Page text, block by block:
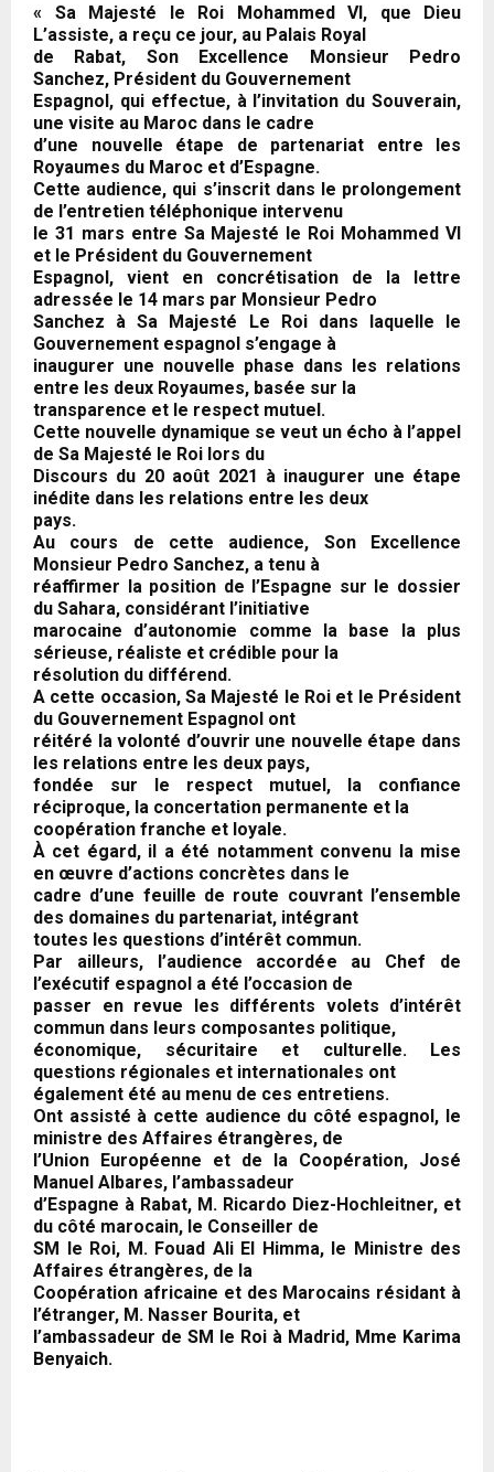
« Sa Majesté le Roi Mohammed VI, que Dieu
L’assiste, a reçu ce jour, au Palais Royal
de Rabat, Son Excellence Monsieur Pedro
Sanchez, Président du Gouvernement
Espagnol, qui effectue, à l’invitation du Souverain,
une visite au Maroc dans le cadre
d’une nouvelle étape de partenariat entre les
Royaumes du Maroc et d’Espagne.
Cette audience, qui s’inscrit dans le prolongement
de l’entretien téléphonique intervenu
le 31 mars entre Sa Majesté le Roi Mohammed VI
et le Président du Gouvernement
Espagnol, vient en concrétisation de la lettre
adressée le 14 mars par Monsieur Pedro
Sanchez à Sa Majesté Le Roi dans laquelle le
Gouvernement espagnol s’engage à
inaugurer une nouvelle phase dans les relations
entre les deux Royaumes, basée sur la
transparence et le respect mutuel.
Cette nouvelle dynamique se veut un écho à l’appel
de Sa Majesté le Roi lors du
Discours du 20 août 2021 à inaugurer une étape
inédite dans les relations entre les deux
pays.
Au cours de cette audience, Son Excellence
Monsieur Pedro Sanchez, a tenu à
réaffirmer la position de l’Espagne sur le dossier
du Sahara, considérant l’initiative
marocaine d’autonomie comme la base la plus
sérieuse, réaliste et crédible pour la
résolution du différend.
A cette occasion, Sa Majesté le Roi et le Président
du Gouvernement Espagnol ont
réitéré la volonté d’ouvrir une nouvelle étape dans
les relations entre les deux pays,
fondée sur le respect mutuel, la confiance
réciproque, la concertation permanente et la
coopération franche et loyale.
À cet égard, il a été notamment convenu la mise
en œuvre d’actions concrètes dans le
cadre d’une feuille de route couvrant l’ensemble
des domaines du partenariat, intégrant
toutes les questions d’intérêt commun.
Par ailleurs, l’audience accordée au Chef de
l’exécutif espagnol a été l’occasion de
passer en revue les différents volets d’intérêt
commun dans leurs composantes politique,
économique, sécuritaire et culturelle. Les
questions régionales et internationales ont
également été au menu de ces entretiens.
Ont assisté à cette audience du côté espagnol, le
ministre des Affaires étrangères, de
l’Union Européenne et de la Coopération, José
Manuel Albares, l’ambassadeur
d’Espagne à Rabat, M. Ricardo Diez-Hochleitner, et
du côté marocain, le Conseiller de
SM le Roi, M. Fouad Ali El Himma, le Ministre des
Affaires étrangères, de la
Coopération africaine et des Marocains résidant à
l’étranger, M. Nasser Bourita, et
l’ambassadeur de SM le Roi à Madrid, Mme Karima
Benyaich.